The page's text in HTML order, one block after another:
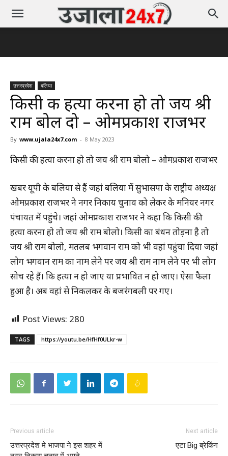
उत्तरप्रदेश बलिया
किसी की हत्या करना हो तो जय श्री
राम बोल दो – ओमप्रकाश राजभर
By www.ujala24x7.com - 8 May 2023
किसी की हत्या करना हो तो जय श्री राम बोलो – ओमप्रकाश राजभर
खबर यूपी के बलिया से हैं जहां बलिया में सुभासपा के राष्ट्रीय अध्यक्ष
ओमप्रकाश राजभर ने नगर निकाय चुनाव को लेकर के मनियर नगर
पंचायत में पहुंचे। जहां ओमप्रकाश राजभर ने कहा कि किसी की
हत्या करना हो तो जय श्री राम बोलो। किसी का बंधन तोड़ना है तो
जय श्री राम बोलो, मतलब भगवान राम को भी वहां पहुंचा दिया जहां
लोग भगवान राम का नाम लेने पर जय श्री राम नाम लेने पर भी लोग
सोच रहे हैं। कि हत्या न हो जाए या प्रभावित न हो जाए। ऐसा फैला
हुआ है। अब वहां से निकलकर के बजरंगबली पर गए।
Post Views: 280
TAGS https://youtu.be/HfHf0ULkr-w
Previous article
उत्तरप्रदेश मे भाजपा ने इस शहर में
Next article
एटा Big ब्रेकिंग